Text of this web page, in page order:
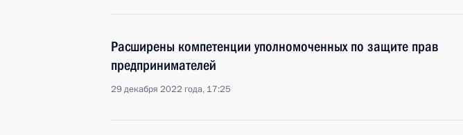
Расширены компетенции уполномоченных по защите прав
предпринимателей
29 декабря 2022 года, 17:25